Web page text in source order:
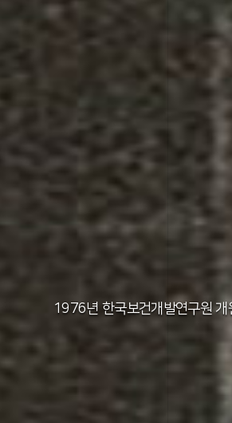
1971년 가족계획연구원
1976년 한국보건개발연구원 개
1982년 한국인구보건연구원 신청사 준
2012년 한국보건사회연구원 서울 청사
2011년 한국보건사회연구원 설립 40주년
2014년 한국보건사회연구원 세종 청사